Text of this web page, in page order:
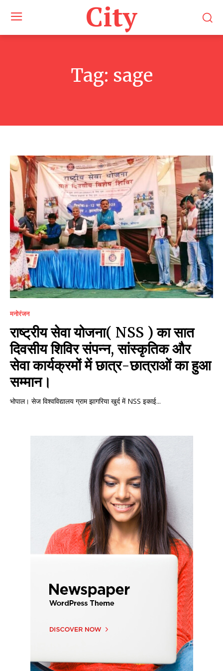
City
Tag: sage
मनोरंजन
राष्ट्रीय सेवा योजना( NSS ) का सात
दिवसीय शिविर संपन्न, सांस्कृतिक और
सेवा कार्यक्रमों में छात्र-छात्राओं का हुआ
सम्मान।
भोपाल। सेज विश्वविद्यालय ग्राम झागरिया खुर्द में NSS इकाई...